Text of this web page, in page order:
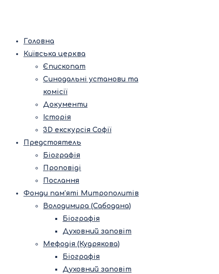
Головна
Київська церква
Єпископат
Синодальні установи та
комісії
Документи
Історія
3D екскурсія Софії
Предстоятель
Біографія
Проповіді
Послання
Фонди пам’яті Митрополитів
Володимира (Сабодана)
Біографія
Духовний заповіт
Мефодія (Кудрякова)
Біографія
Духовний заповіт